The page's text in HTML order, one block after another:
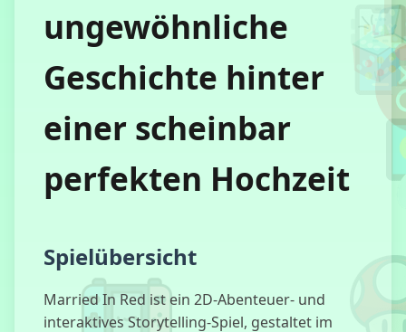
Baldi's Basics
Sprunki:
ungewöhnliche
Geschichte hinter
einer scheinbar
perfekten Hochzeit
Spielübersicht
Married In Red ist ein 2D-Abenteuer- und
interaktives Storytelling-Spiel, gestaltet im